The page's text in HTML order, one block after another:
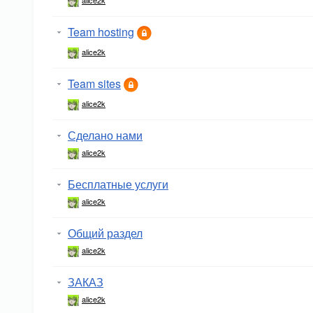
Team hosting
alice2k
Team sites
alice2k
Сделано нами
alice2k
Бесплатные услуги
alice2k
Общий раздел
alice2k
ЗАКАЗ
alice2k